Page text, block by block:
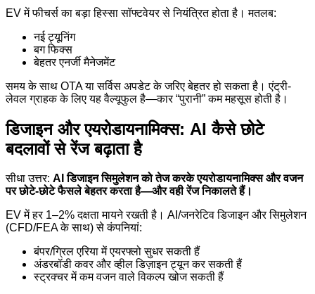
EV में फीचर्स का बड़ा हिस्सा सॉफ्टवेयर से नियंत्रित होता है। मतलब:
नई ट्यूनिंग
बग फिक्स
बेहतर एनर्जी मैनेजमेंट
समय के साथ OTA या सर्विस अपडेट के जरिए बेहतर हो सकता है। एंट्री-
लेवल ग्राहक के लिए यह वैल्यूफुल है—कार “पुरानी” कम महसूस होती है।
डिजाइन और एयरोडायनामिक्स: AI कैसे छोटे
बदलावों से रेंज बढ़ाता है
सीधा उत्तर: AI डिजाइन सिमुलेशन को तेज करके एयरोडायनामिक्स और वजन
पर छोटे-छोटे फैसले बेहतर करता है—और वही रेंज निकालते हैं।
EV में हर 1–2% दक्षता मायने रखती है। AI/जनरेटिव डिजाइन और सिमुलेशन
(CFD/FEA के साथ) से कंपनियां:
बंपर/ग्रिल एरिया में एयरफ्लो सुधर सकती हैं
अंडरबॉडी कवर और व्हील डिज़ाइन ट्यून कर सकती हैं
स्ट्रक्चर में कम वजन वाले विकल्प खोज सकती हैं